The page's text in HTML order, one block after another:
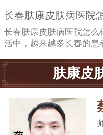
长春肤康皮肤病医院
长春肤康皮肤病医院怎么
活中，越来越多长春的患
肤康皮